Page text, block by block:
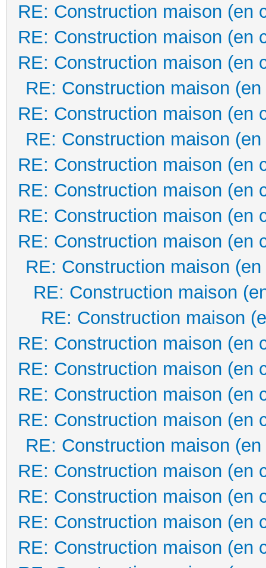
RE: Construction maison (en
RE: Construction maison (en
RE: Construction maison (en
RE: Construction maison
RE: Construction maison (en
RE: Construction maison
RE: Construction maison (en
RE: Construction maison (en
RE: Construction maison (en
RE: Construction maison (en
RE: Construction maison
RE: Construction maison
RE: Construction maison
RE: Construction maison (en
RE: Construction maison (en
RE: Construction maison (en
RE: Construction maison (en
RE: Construction maison
RE: Construction maison (en
RE: Construction maison (en
RE: Construction maison (en
RE: Construction maison (en